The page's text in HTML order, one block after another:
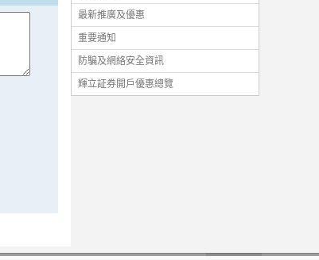
最新推廣及優惠
重要通知
防騙及網絡安全資訊
輝立証券開戶優惠總覽